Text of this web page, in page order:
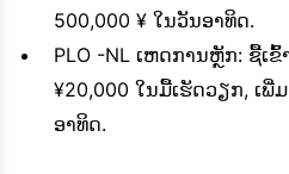
500,000 ¥ ໃນວັນອາທິດ.
PLO -NL ເຫດການຫຼັກ: ຊື້ເ
¥20,000 ໃນມື້ເຮັດວຽກ, ເພີ່
ອາທິດ.